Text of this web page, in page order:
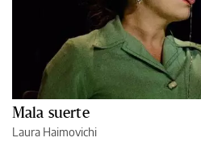
Mala suerte
Laura Haimovichi